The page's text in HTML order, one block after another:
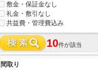
敷金・保証金なし
礼金・敷引なし
共益費・管理費込み
10件が該当
間取り